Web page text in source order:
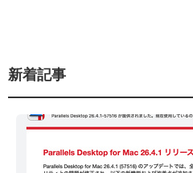
新着記事